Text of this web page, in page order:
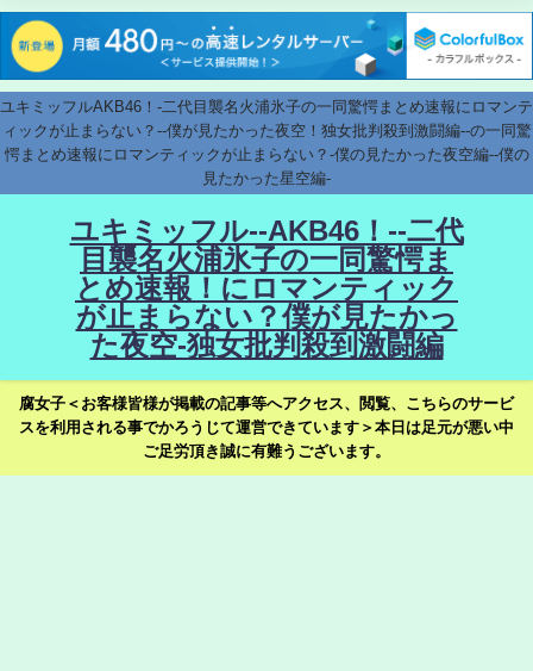
ユキミッフルAKB46！-二代目襲名火浦氷子の一同驚愕まとめ速報にロマンテ
ィックが止まらない？--僕が見たかった夜空！独女批判殺到激闘編--の一同驚
愕まとめ速報にロマンティックが止まらない？-僕の見たかった夜空編--僕の
見たかった星空編-
ユキミッフル--AKB46！--二代
目襲名火浦氷子の一同驚愕ま
とめ速報！にロマンティック
が止まらない？僕が見たかっ
た夜空-独女批判殺到激闘編
腐女子＜お客様皆様が掲載の記事等へアクセス、閲覧、こちらのサービ
スを利用される事でかろうじて運営できています＞本日は足元が悪い中
ご足労頂き誠に有難うございます。